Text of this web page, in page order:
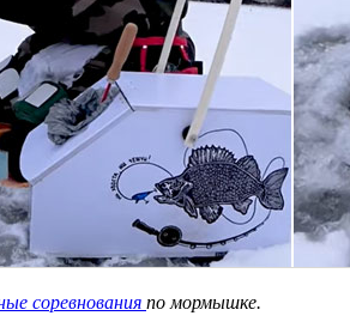
соревнования по мормышке.